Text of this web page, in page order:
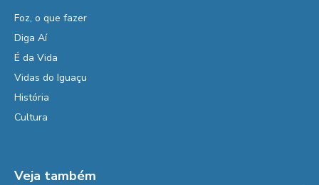
Foz, o que fazer
Diga Aí
É da Vida
Vidas do Iguaçu
História
Cultura
Veja também